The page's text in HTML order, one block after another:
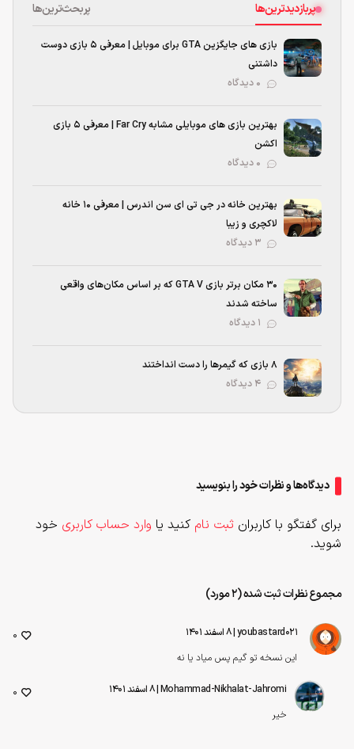
پربازدیدترین‌ها پربحث‌ترین‌ها
بازی های جایگزین GTA برای موبایل | معرفی ۵ بازی دوست
داشتنی
بهترین بازی‌ های موبایلی مشابه Far Cry | معرفی ۵ بازی
اکشن
بهترین خانه در جی تی ای سن اندرس | معرفی ۱۰ خانه
لاکچری و زیبا
۳۰ مکان برتر بازی GTA V که بر اساس مکان‌های واقعی
ساخته شدند
۸ بازی که گیمرها را دست انداختند
دیدگاه‌ها و نظرات خود را بنویسید
برای گفتگو با کاربران ثبت نام کنید یا وارد حساب کاربری خود
شوید.
مجموع نظرات ثبت شده (2 مورد)
youbastard021| ۸ اسفند ۱۴۰۱
این نسخه تو گیم پس میاد یا نه
0
Mohammad-Nikhalat-Jahromi| ۸ اسفند ۱۴۰۱
خیر
0